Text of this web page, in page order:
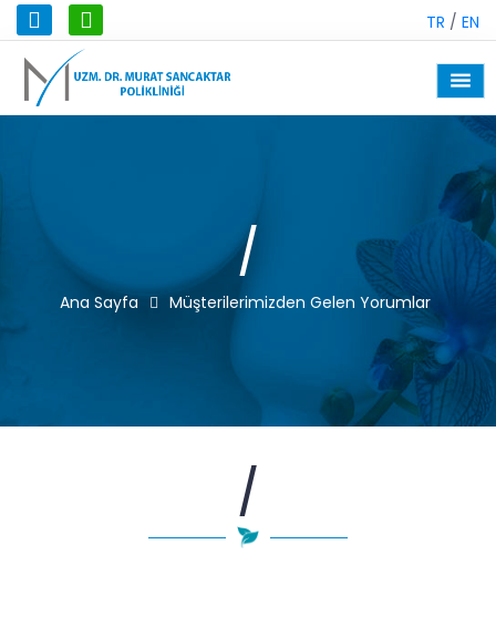
TR / EN
/
Ana Sayfa Müşterilerimizden Gelen Yorumlar
/